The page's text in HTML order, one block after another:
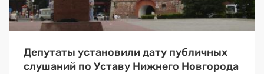
Депутаты установили дату публичных
слушаний по Уставу Нижнего Новгорода